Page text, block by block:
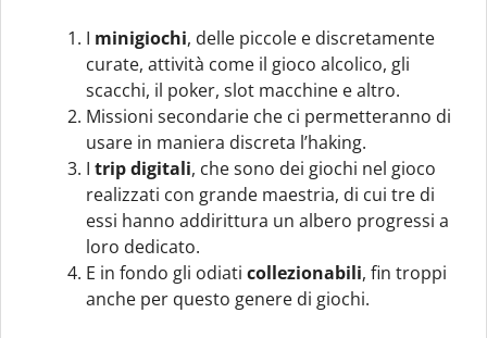
I minigiochi, delle piccole e discretamente
curate, attività come il gioco alcolico, gli
scacchi, il poker, slot macchine e altro.
Missioni secondarie che ci permetteranno di
usare in maniera discreta l’haking.
I trip digitali, che sono dei giochi nel gioco
realizzati con grande maestria, di cui tre di
essi hanno addirittura un albero progressi a
loro dedicato.
E in fondo gli odiati collezionabili, fin troppi
anche per questo genere di giochi.